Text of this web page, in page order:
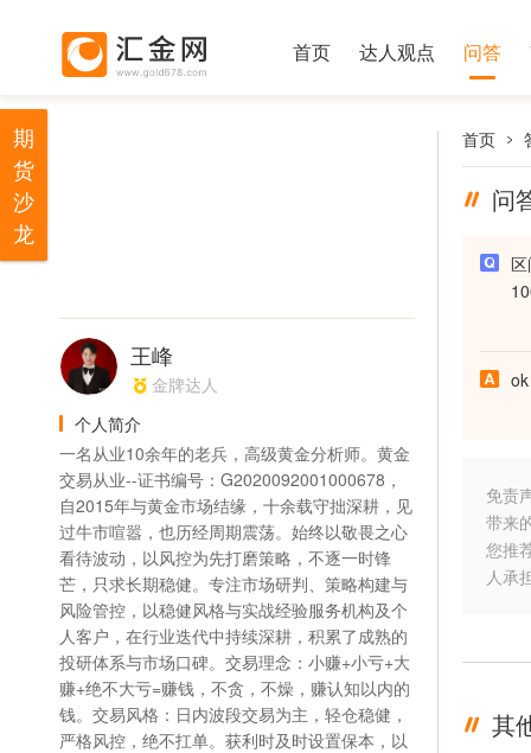
首页 达人观点 问答
王峰
金牌达人
个人简介
一名从业10余年的老兵，高级黄金分析师。黄金
交易从业--证书编号：G2020092001000678，
自2015年与黄金市场结缘，十余载守拙深耕，见
过牛市喧嚣，也历经周期震荡。始终以敬畏之心
看待波动，以风控为先打磨策略，不逐一时锋
芒，只求长期稳健。专注市场研判、策略构建与
风险管控，以稳健风格与实战经验服务机构及个
人客户，在行业迭代中持续深耕，积累了成熟的
投研体系与市场口碑。交易理念：小赚+小亏+大
赚+绝不大亏=赚钱，不贪，不燥，赚认知以内的
钱。交易风格：日内波段交易为主，轻仓稳健，
严格风控，绝不扛单。获利时及时设置保本，以
首页
问
ok
免责
带来
您推
人承
其
期
货
沙
龙